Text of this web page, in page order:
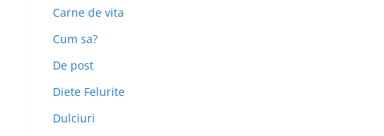
Carne de vita
Cum sa?
De post
Diete Felurite
Dulciuri